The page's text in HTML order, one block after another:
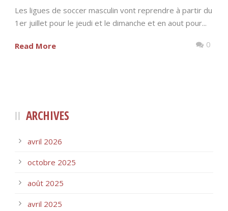
Les ligues de soccer masculin vont reprendre à partir du
1er juillet pour le jeudi et le dimanche et en aout pour...
Read More 0
ARCHIVES
avril 2026
octobre 2025
août 2025
avril 2025